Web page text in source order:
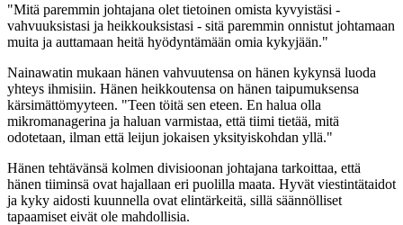
"Mitä paremmin johtajana olet tietoinen omista kyvyistäsi -
vahvuuksistasi ja heikkouksistasi - sitä paremmin onnistut johtamaan
muita ja auttamaan heitä hyödyntämään omia kykyjään."
Nainawatin mukaan hänen vahvuutensa on hänen kykynsä luoda
yhteys ihmisiin. Hänen heikkoutensa on hänen taipumuksensa
kärsimättömyyteen. "Teen töitä sen eteen. En halua olla
mikromanagerina ja haluan varmistaa, että tiimi tietää, mitä
odotetaan, ilman että leijun jokaisen yksityiskohdan yllä."
Hänen tehtävänsä kolmen divisioonan johtajana tarkoittaa, että
hänen tiiminsä ovat hajallaan eri puolilla maata. Hyvät viestintätaidot
ja kyky aidosti kuunnella ovat elintärkeitä, sillä säännölliset
tapaamiset eivät ole mahdollisia.